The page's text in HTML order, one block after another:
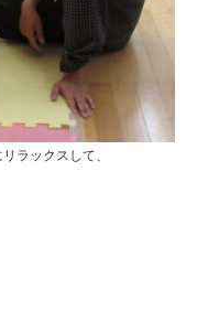
ラックスして、